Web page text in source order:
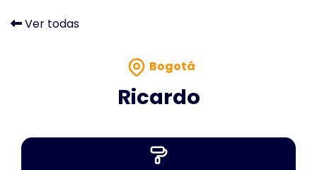
Ver todas
Bogotá
Ricardo